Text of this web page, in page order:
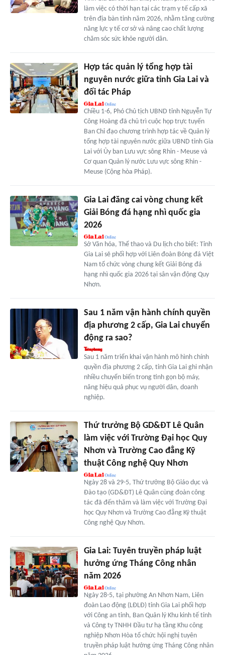
làm việc có thời hạn tại các trạm y tế cấp xã
trên địa bàn tỉnh năm 2026, nhằm tăng cường
năng lực y tế cơ sở và nâng cao chất lượng
chăm sóc sức khỏe người dân.
Hợp tác quản lý tổng hợp tài
nguyên nước giữa tỉnh Gia Lai và
đối tác Pháp
Chiều 1-6, Phó Chủ tịch UBND tỉnh Nguyễn Tự
Công Hoàng đã chủ trì cuộc họp trực tuyến
Ban Chỉ đạo chương trình hợp tác về Quản lý
tổng hợp tài nguyên nước giữa UBND tỉnh Gia
Lai với Ủy ban Lưu vực sông Rhin - Meuse và
Cơ quan Quản lý nước Lưu vực sông Rhin -
Meuse (Cộng hòa Pháp).
Gia Lai đăng cai vòng chung kết
Giải Bóng đá hạng nhì quốc gia
2026
Sở Văn hóa, Thể thao và Du lịch cho biết: Tỉnh
Gia Lai sẽ phối hợp với Liên đoàn Bóng đá Việt
Nam tổ chức vòng chung kết Giải Bóng đá
hạng nhì quốc gia 2026 tại sân vận động Quy
Nhơn.
Sau 1 năm vận hành chính quyền
địa phương 2 cấp, Gia Lai chuyển
động ra sao?
Sau 1 năm triển khai vận hành mô hình chính
quyền địa phương 2 cấp, tỉnh Gia Lai ghi nhận
nhiều chuyển biến trong tinh gọn bộ máy,
nâng hiệu quả phục vụ người dân, doanh
nghiệp.
Thứ trưởng Bộ GD&ĐT Lê Quân
làm việc với Trường Đại học Quy
Nhơn và Trường Cao đẳng Kỹ
thuật Công nghệ Quy Nhơn
Ngày 28 và 29-5, Thứ trưởng Bộ Giáo dục và
Đào tạo (GD&ĐT) Lê Quân cùng đoàn công
tác đã đến thăm và làm việc với Trường Đại
học Quy Nhơn và Trường Cao đẳng Kỹ thuật
Công nghệ Quy Nhơn.
Gia Lai: Tuyên truyền pháp luật
hưởng ứng Tháng Công nhân
năm 2026
Ngày 28-5, tại phường An Nhơn Nam, Liên
đoàn Lao động (LĐLĐ) tỉnh Gia Lai phối hợp
với Công an tỉnh, Ban Quản lý Khu kinh tế tỉnh
và Công ty TNHH Đầu tư hạ tầng Khu công
nghiệp Nhơn Hòa tổ chức hội nghị tuyên
truyền pháp luật hưởng ứng Tháng Công nhân